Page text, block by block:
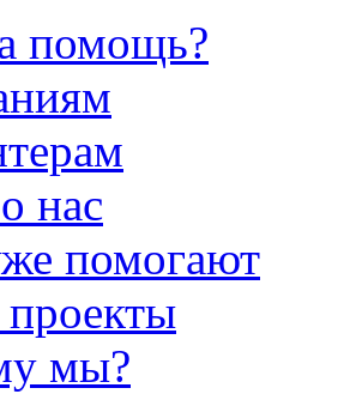
помощь?
нас
помогают
мы?